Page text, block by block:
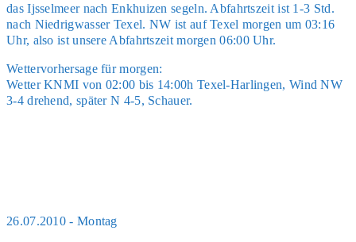
das Ijs­sel­meer nach Enkhui­zen segeln. Abfahrts­zeit ist 1-3 Std.
nach Nied­rig­was­ser Texel. NW ist auf Texel mor­gen um 03:16
Uhr, also ist unse­re Abfahrts­zeit mor­gen 06:00 Uhr.
Wet­ter­vor­her­sa­ge für mor­gen:
Wet­ter KNMI von 02:00 bis 14:00h Texel-Har­lin­gen, Wind NW
3-4 dre­hend, spä­ter N 4-5, Schau­er.
26.07.2010 - Mon­tag